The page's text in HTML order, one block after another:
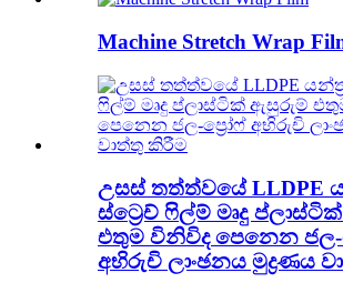
Machine Stretch Wrap
උසස් තත්ත්වයේ LLDPE
ස්ට්‍රෙච් ෆිල්ම් මෘදු
එතුම විනිවිද පෙනෙන ජල-
අභිරුචි ලාංඡනය මුද්‍රණය